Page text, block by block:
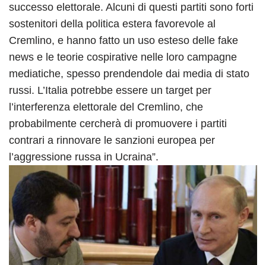
successo elettorale. Alcuni di questi partiti sono forti
sostenitori della politica estera favorevole al
Cremlino, e hanno fatto un uso esteso delle fake
news e le teorie cospirative nelle loro campagne
mediatiche, spesso prendendole dai media di stato
russi. L’Italia potrebbe essere un target per
l’interferenza elettorale del Cremlino, che
probabilmente cercherà di promuovere i partiti
contrari a rinnovare le sanzioni europea per
l’aggressione russa in Ucraina”.